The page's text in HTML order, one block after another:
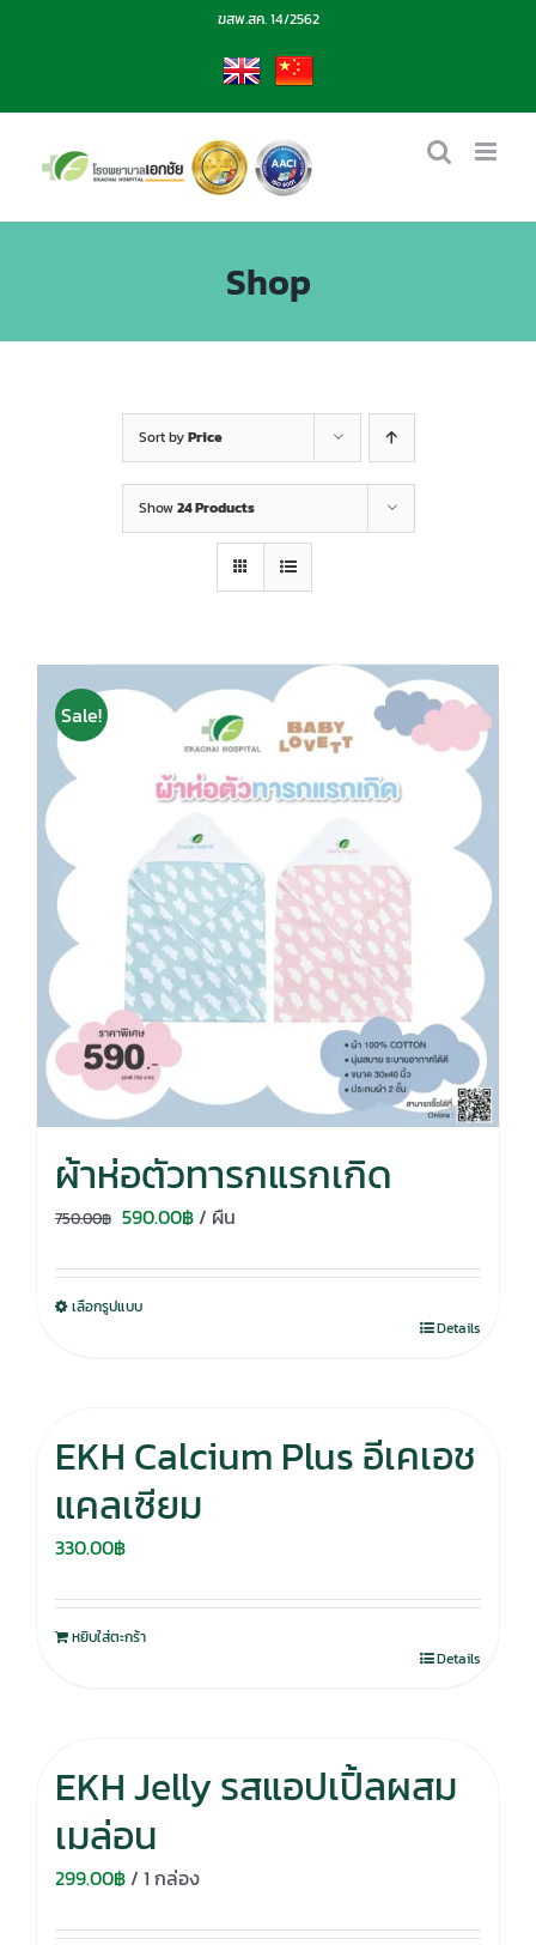
ฆสพ.สค. 14/2562
EN CN
Shop
Sort byPrice
Show24 Products
Sale!
ผ้าห่อตัวทารกแรกเกิด
750.00฿ Original
was:
750.00฿.
590.00฿Current
is:
/ ผืน
เลือกรูปแบบ
Details
EKH Calcium Plus อีเคเอช
แคลเซียม
330.00฿
หยิบใส่ตะกร้า
Details
EKH Jelly รสแอปเปิ้ลผสม
เมล่อน
299.00฿/ 1 กล่อง